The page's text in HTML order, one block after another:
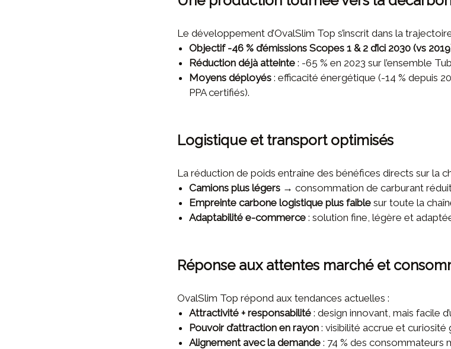
Le développement d’OvalSlim Top s’inscrit dans la
Objectif -46 % d’émissions Scopes 1 & 2 d’ici 2030 (vs
Réduction déjà atteinte : -65 % en 2023 sur l’ensemble
Moyens déployés : efficacité énergétique (-14 % depuis
PPA certifiés).
Logistique et transport optimisés
La réduction de poids entraîne des bénéfices directs sur la
Camions plus légers → consommation de carburant
Empreinte carbone logistique plus faible sur toute la
Adaptabilité e-commerce : solution fine, légère et
Réponse aux attentes marché et
OvalSlim Top répond aux tendances actuelles :
Attractivité + responsabilité : design innovant, mais facile
Pouvoir d’attraction en rayon : visibilité accrue et curiosité
Alignement avec la demande : 74 % des consommateurs